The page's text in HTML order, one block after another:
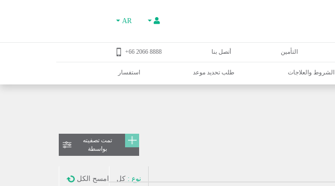
AR
التأمين أتصل بنا 8888 2066 66+
الشروط والعلاجات طلب تحديد موعد استفسار
تمت تصفيته
بواسطة
نوع : كل امسح الكل